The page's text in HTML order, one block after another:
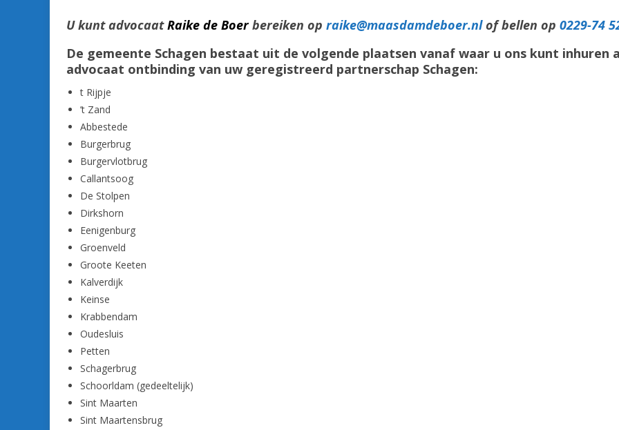
U kunt advocaatRaike de Boerbereiken op raike@maasdamdeboer.nl of bellen op 0229-74
De gemeente Schagen bestaat uit de volgende plaatsen vanaf waar u ons kunt inhuren
advocaat ontbinding van uw geregistreerd partnerschap Schagen:
t Rijpje
’t Zand
Abbestede
Burgerbrug
Burgervlotbrug
Callantsoog
De Stolpen
Dirkshorn
Eenigenburg
Groenveld
Groote Keeten
Kalverdijk
Keinse
Krabbendam
Oudesluis
Petten
Schagerbrug
Schoorldam (gedeeltelijk)
Sint Maarten
Sint Maartensbrug